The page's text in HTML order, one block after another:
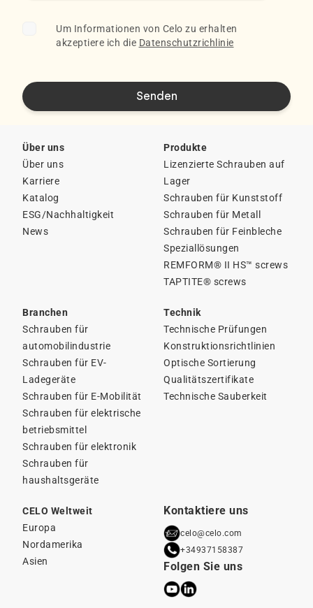
Um Informationen von Celo zu erhalten
akzeptiere ich die Datenschutzrichlinie
Über uns
Über uns
Karriere
Katalog
ESG/Nachhaltigkeit
News
Produkte
Lizenzierte Schrauben auf
Lager
Schrauben für Kunststoff
Schrauben für Metall
Schrauben für Feinbleche
Speziallösungen
REMFORM® II HS™ screws
TAPTITE® screws
Branchen
Schrauben für
automobilindustrie
Schrauben für EV-
Ladegeräte
Schrauben für E-Mobilität
Schrauben für elektrische
betriebsmittel
Schrauben für elektronik
Schrauben für
haushaltsgeräte
Technik
Technische Prüfungen
Konstruktionsrichtlinien
Optische Sortierung
Qualitätszertifikate
Technische Sauberkeit
CELO Weltweit
Europa
Nordamerika
Asien
Kontaktiere uns
celo@celo.com
+34937158387
Folgen Sie uns